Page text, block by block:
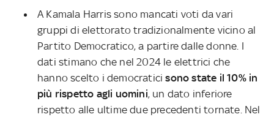
A Kamala Harris sono mancati voti da vari
gruppi di elettorato tradizionalmente vicino al
Partito Democratico, a partire dalle donne. I
dati stimano che nel 2024 le elettrici che
hanno scelto i democraticisono state il 10% in
più rispetto agli uomini, un dato inferiore
rispetto alle ultime due precedenti tornate. Nel